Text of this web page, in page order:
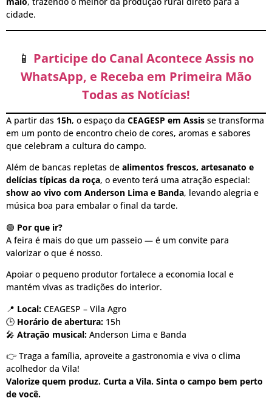
cidade.
📱 Participe do Canal Acontece Assis no
WhatsApp, e Receba em Primeira Mão
Todas as Notícias!
A partir das 15h, o espaço da CEAGESP em Assis se transforma
em um ponto de encontro cheio de cores, aromas e sabores
que celebram a cultura do campo.
Além de bancas repletas de alimentos frescos, artesanato e
delícias típicas da roça, o evento terá uma atração especial:
show ao vivo com Anderson Lima e Banda, levando alegria e
música boa para embalar o final da tarde.
🟢 Por que ir?
A feira é mais do que um passeio — é um convite para
valorizar o que é nosso.
Apoiar o pequeno produtor fortalece a economia local e
mantém vivas as tradições do interior.
📍 Local: CEAGESP – Vila Agro
🕒 Horário de abertura: 15h
🎤 Atração musical: Anderson Lima e Banda
👉 Traga a família, aproveite a gastronomia e viva o clima
acolhedor da Vila!
Valorize quem produz. Curta a Vila. Sinta o campo bem perto
de você.